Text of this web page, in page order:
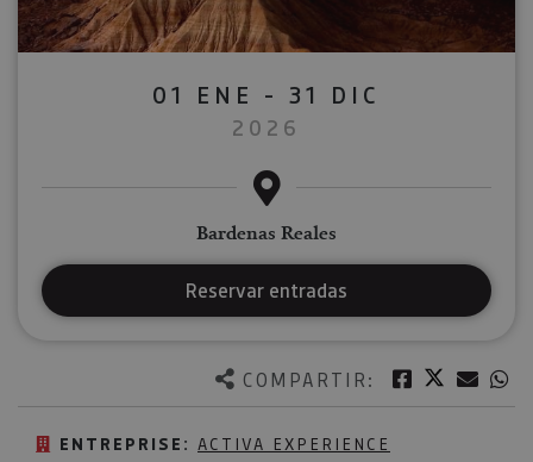
COMPARTIR: Facebook
Twitter
ENTREPRISE: ACTIVA EXPERIENCE
01 ENE - 31 DIC
2026
Bardenas Reales
Reservar entradas